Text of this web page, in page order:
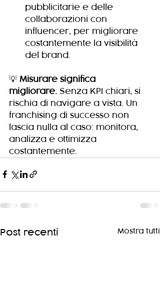
pubblicitarie e delle
collaborazioni con
influencer, per migliorare
costantemente la visibilità
del brand.
💡 Misurare significa
migliorare. Senza KPI chiari, si
rischia di navigare a vista. Un
franchising di successo non
lascia nulla al caso: monitora,
analizza e ottimizza
costantemente.
Post recenti Mostra tutti